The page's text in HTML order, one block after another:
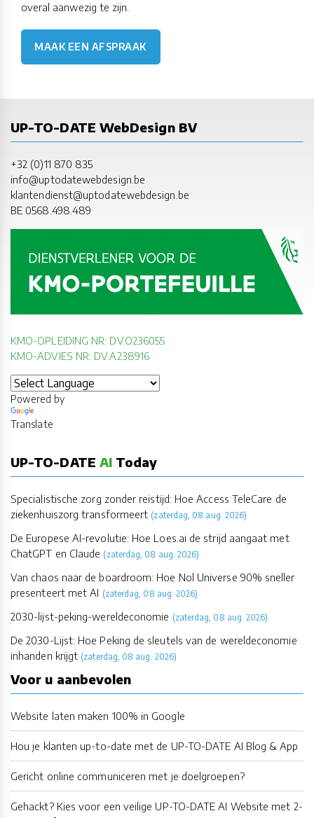
overal aanwezig te zijn.
MAAK EEN AFSPRAAK
UP-TO-DATE WebDesign BV
+32 (0)11 870 835
info@uptodatewebdesign.be
klantendienst@uptodatewebdesign.be
BE 0568.498.489
KMO-OPLEIDING NR: DV.O236055
KMO-ADVIES NR: DV.A238916
Powered by
Translate
UP-TO-DATE AI Today
Specialistische zorg zonder reistijd: Hoe Access TeleCare de
ziekenhuiszorg transformeert (zaterdag, 08 aug. 2026)
De Europese AI-revolutie: Hoe Loes.ai de strijd aangaat met
ChatGPT en Claude (zaterdag, 08 aug. 2026)
Van chaos naar de boardroom: Hoe Nol Universe 90% sneller
presenteert met AI (zaterdag, 08 aug. 2026)
2030-lijst-peking-wereldeconomie (zaterdag, 08 aug. 2026)
De 2030-Lijst: Hoe Peking de sleutels van de wereldeconomie
inhanden krijgt (zaterdag, 08 aug. 2026)
Voor u aanbevolen
Website laten maken 100% in Google
Hou je klanten up-to-date met de UP-TO-DATE AI Blog & App
Gericht online communiceren met je doelgroepen?
Gehackt? Kies voor een veilige UP-TO-DATE AI Website met 2-